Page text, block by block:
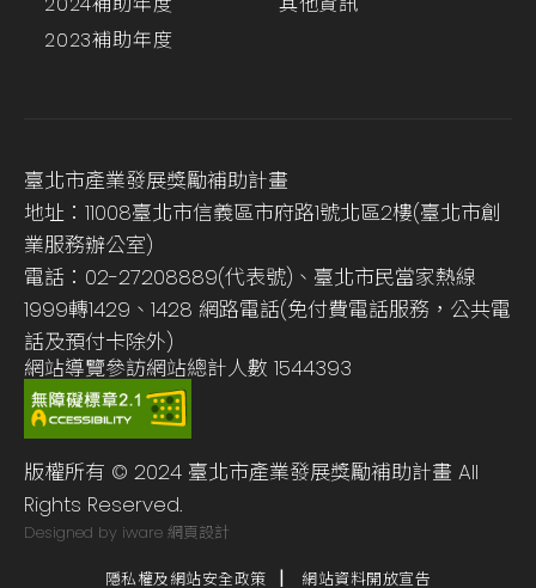
2023補助年度
臺北市產業發展獎勵補助計畫
地址：11008臺北市信義區市府路1號北區2樓(臺北市創
業服務辦公室)
電話：02-27208889(代表號)、臺北市民當家熱線
1999轉1429、1428 網路電話(免付費電話服務，公共電
話及預付卡除外)
網站導覽參訪網站總計人數 1544393
版權所有 © 2024 臺北市產業發展獎勵補助計畫 All
Rights Reserved.
Designed by iware 網頁設計
隱私權及網站安全政策 網站資料開放宣告